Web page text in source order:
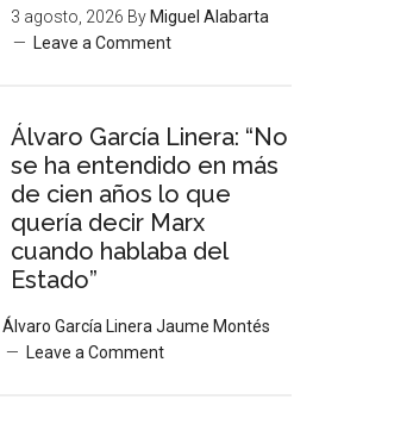
3 agosto, 2026 By Miguel Alabarta
Leave a Comment
Álvaro García Linera: “No
se ha entendido en más
de cien años lo que
quería decir Marx
cuando hablaba del
Estado”
Álvaro García Linera Jaume Montés
Leave a Comment